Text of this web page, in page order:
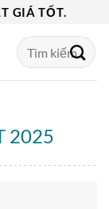
GIÁ TỐT.
Tìm
kiếm:
2025